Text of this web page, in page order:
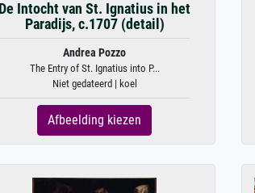
De Intocht van St. Ignatius in het
Paradijs, c.1707 (detail)
Andrea Pozzo
The Entry of St. Ignatius into P...
Niet gedateerd | koel
Afbeelding kiezen